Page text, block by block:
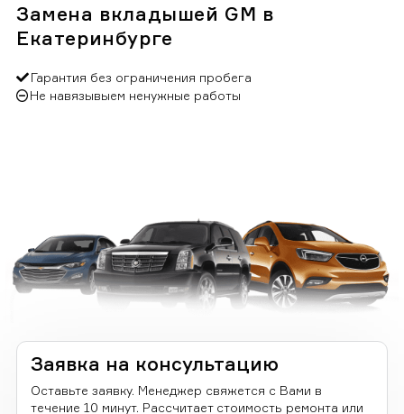
Замена вкладышей GM в
Екатеринбурге
Гарантия без ограничения пробега
Не навязывыем ненужные работы
Заявка на консультацию
Оставьте заявку. Менеджер свяжется с Вами в
течение 10 минут. Рассчитает стоимость ремонта или